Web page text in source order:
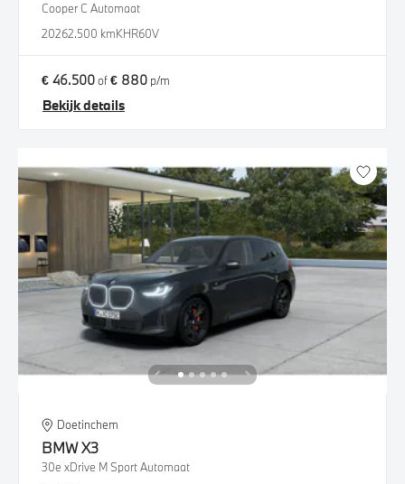
Cooper C Automaat
20262.500 kmKHR60V
€ 46.500of€ 880 p/m
Bekijk details
Doetinchem
BMWX3
30e xDrive M Sport Automaat